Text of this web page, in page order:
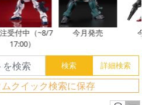
受付中（~8/7
17:00）
今月発売
クイック検索に保存